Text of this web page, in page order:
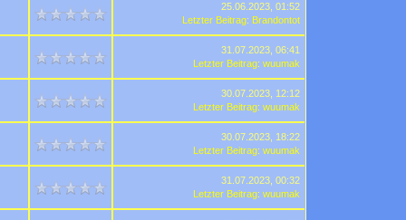
25.06.2023, 01:52
Letzter Beitrag:Brandontot
31.07.2023, 06:41
Letzter Beitrag:wuumak
30.07.2023, 12:12
Letzter Beitrag:wuumak
30.07.2023, 18:22
Letzter Beitrag:wuumak
31.07.2023, 00:32
Letzter Beitrag:wuumak